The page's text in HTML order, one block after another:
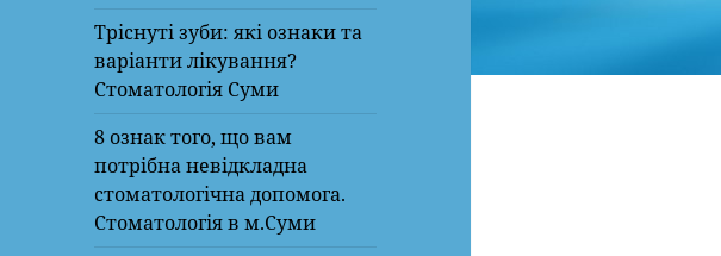
Тріснуті зуби: які ознаки та
варіанти лікування?
Стоматологія Суми
8 ознак того, що вам
потрібна невідкладна
стоматологічна допомога.
Стоматологія в м.Суми